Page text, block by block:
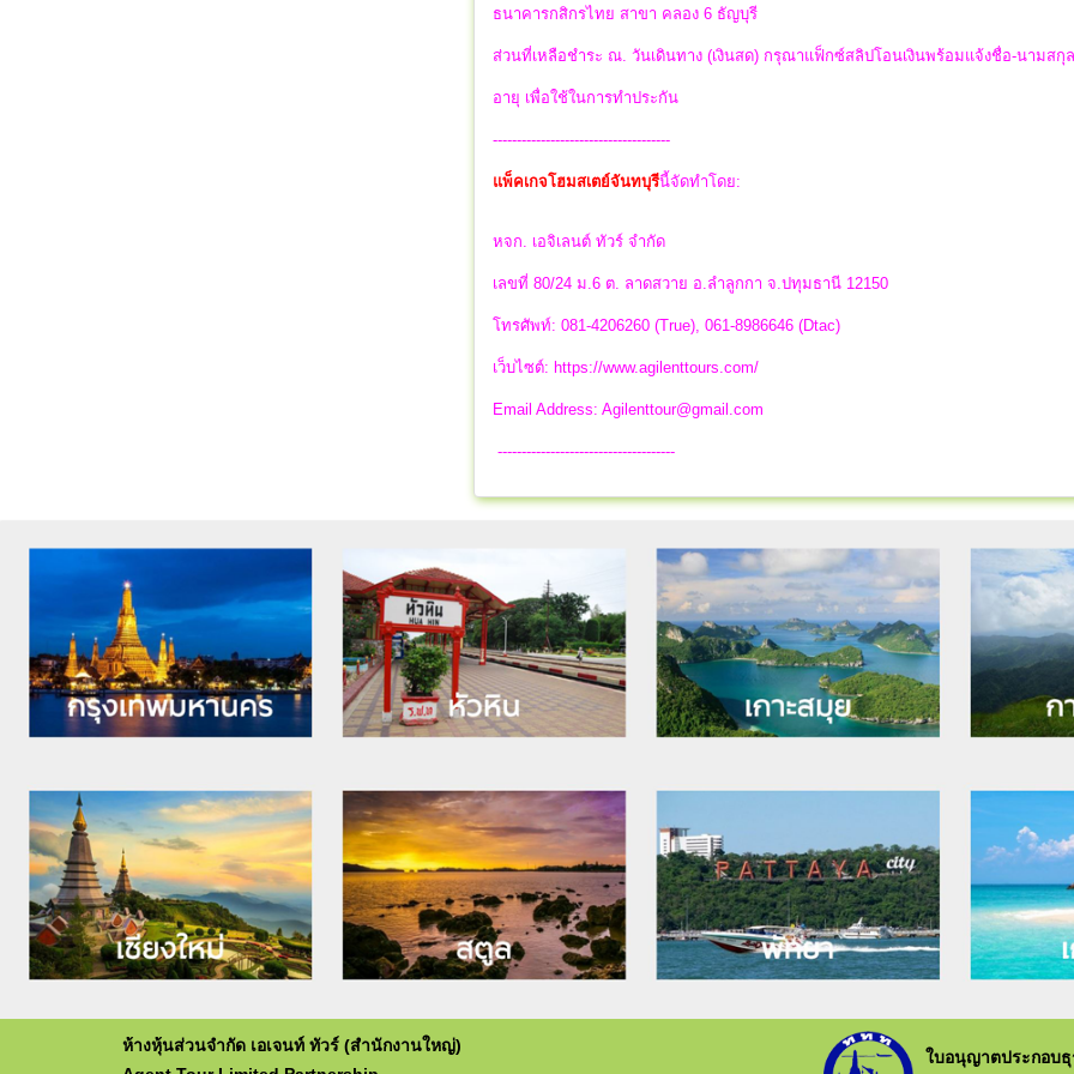
ธนาคารกสิกรไทย สาขา คลอง 6 ธัญบุรี
ส่วนที่เหลือชำระ ณ. วันเดินทาง (เงินสด) กรุณาแฟ็กซ์สลิปโอนเงินพร้อมแจ้งชื่อ-นามสกุล
อายุ เพื่อใช้ในการทำประกัน
-------------------------------------
แพ็คเกจโฮมสเตย์จันทบุรีนี้จัดทำโดย:
หจก. เอจิเลนต์ ทัวร์ จำกัด
เลขที่ 80/24 ม.6 ต. ลาดสวาย อ.ลำลูกกา จ.ปทุมธานี 12150
โทรศัพท์: 081-4206260 (True), 061-8986646 (Dtac)
เว็บไซต์: https://www.agilenttours.com/
Email Address: Agilenttour@gmail.com
-------------------------------------
ห้างหุ้นส่วนจำกัด เอเจนท์ ทัวร์ (สำนักงานใหญ่)
ใบอนุญาตประกอบธุ